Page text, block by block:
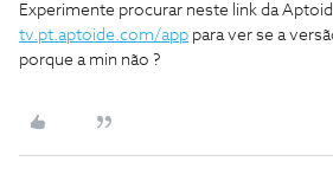
Experimente procurar neste link da
tv.pt.aptoide.com/app para ver se a
porque a min não ?